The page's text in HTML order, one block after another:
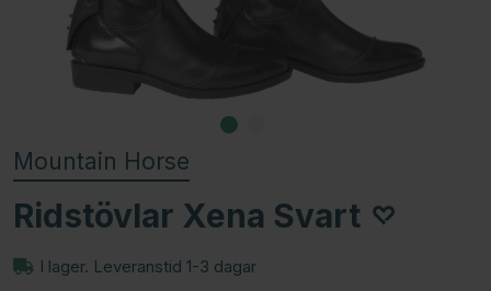
Mountain Horse
Ridstövlar Xena Svart
I lager. Leveranstid 1-3 dagar